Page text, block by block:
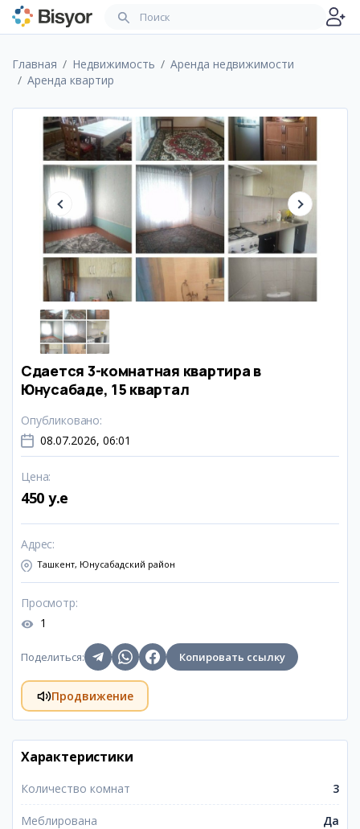
Главная Недвижимость
Аренда недвижимости
Аренда квартир
Сдается 3-комнатная квартира в
Юнусабаде, 15 квартал
Опубликовано:
08.07.2026, 06:01
Цена:
450 y.e
Адрес:
Ташкент, Юнусабадский район
Просмотр:
1
Поделиться: Копировать ссылку
Продвижение
Характеристики
Количество комнат 3
Меблирована Да